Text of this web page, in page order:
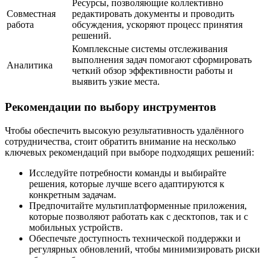
Совместная
работа
Ресурсы, позволяющие коллективно
редактировать документы и проводить
обсуждения, ускоряют процесс принятия
решений.
Аналитика
Комплексные системы отслеживания
выполнения задач помогают сформировать
четкий обзор эффективности работы и
выявить узкие места.
Рекомендации по выбору инструментов
Чтобы обеспечить высокую результативность удалённого
сотрудничества, стоит обратить внимание на несколько
ключевых рекомендаций при выборе подходящих решений:
Исследуйте потребности команды и выбирайте
решения, которые лучше всего адаптируются к
конкретным задачам.
Предпочитайте мультиплатформенные приложения,
которые позволяют работать как с десктопов, так и с
мобильных устройств.
Обеспечьте доступность технической поддержки и
регулярных обновлений, чтобы минимизировать риски